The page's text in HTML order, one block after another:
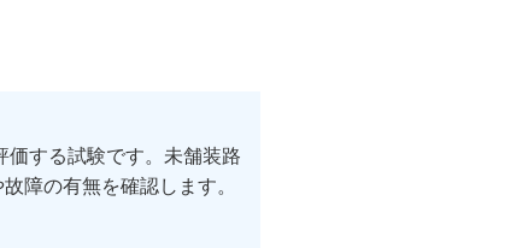
する試験です。未舗装路
障の有無を確認します。